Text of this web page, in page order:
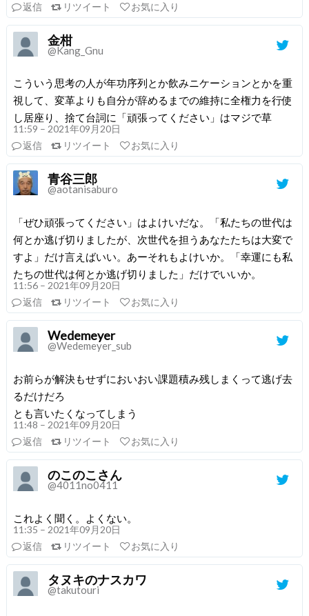
返信
リツイート お気に入り
金柑
@Kang_Gnu
こういう思考の人が年功序列とか飲みニケーションとかを重
視して、変革よりも自分が辞めるまでの維持に全権力を行使
し居座り、捨て台詞に「頑張ってください」はマジで草
11:59 – 2021年09月20日
返信
リツイート お気に入り
青谷三郎
@aotanisaburo
「ぜひ頑張ってください」はよけいだな。「私たちの世代は
何とか逃げ切りましたが、次世代を担うあなたたちは大変で
すよ」だけ言えばいい。あーそれもよけいか。「幸運にも私
たちの世代は何とか逃げ切りました」だけでいいか。
11:56 – 2021年09月20日
返信
リツイート お気に入り
Wedemeyer
@Wedemeyer_sub
お前らが解決もせずにおいおい課題積み残しまくって逃げ去
るだけだろ
とも言いたくなってしまう
11:48 – 2021年09月20日
返信
リツイート お気に入り
のこのこさん
@4011no0411
これよく聞く。よくない。
11:35 – 2021年09月20日
返信
リツイート お気に入り
タヌキのナスカワ
@takutouri